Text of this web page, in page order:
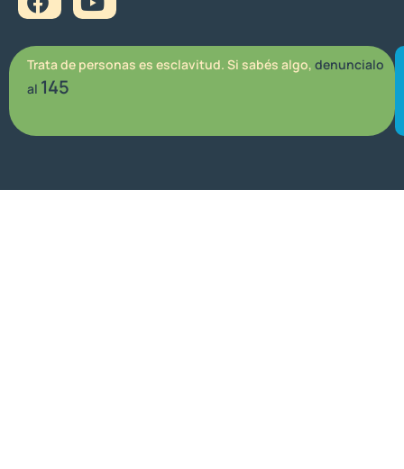
Trata de personas es esclavitud. Si sabés algo, denuncialo
al 145